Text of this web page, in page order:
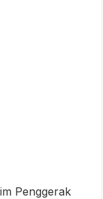
Penggerak